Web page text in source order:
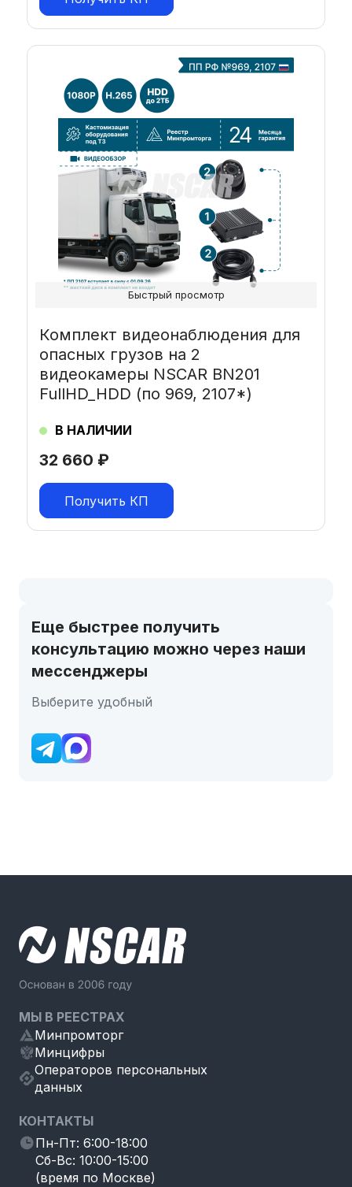
32 660 ₽
Комплект видеонаблюдения для
опасных грузов на 2
видеокамеры NSCAR BN201
FullHD_HDD (по 969, 2107*)
В НАЛИЧИИ
Получить КП
Быстрый просмотр
Еще быстрее получить
консультацию можно через наши
мессенджеры
Выберите удобный
МЫ В РЕЕСТРАХ
Минпромторг
Минцифры
Операторов персональных
данных
КОНТАКТЫ
Пн-Пт: 6:00-18:00
Сб-Вс: 10:00-15:00
(время по Москве)